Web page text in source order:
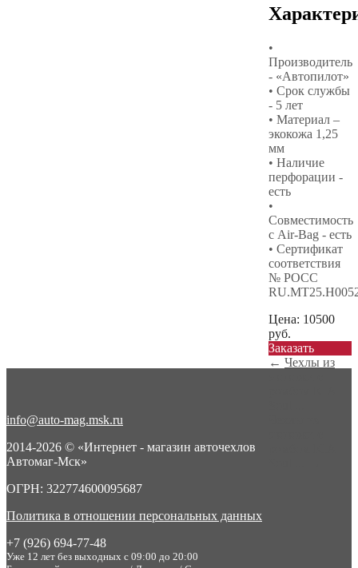
•
Производитель
- «Автопилот»
• Срок службы
- 5 лет
• Материал –
экокожа 1,25
мм
• Наличие
перфорации -
есть
•
Совместимость
с Air-Bag - есть
• Сертификат
соответствия
№ РОСС
Цена: 10500
руб.
Заказать
← Чехлы из
info@auto-mag.msk.ru
2014-2026 © «Интернет - магазин авточехлов
Автомаг-Мск»
ОГРН: 322774600095687
Политика в отношении персональных данных
+7 (926) 694-77-48
Уже 12 лет без выходных с 09:00 до 20:00